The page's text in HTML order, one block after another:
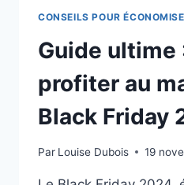
CONSEILS POUR
Guide ultime
profiter au
Black Friday
Par Louise Dubois 19